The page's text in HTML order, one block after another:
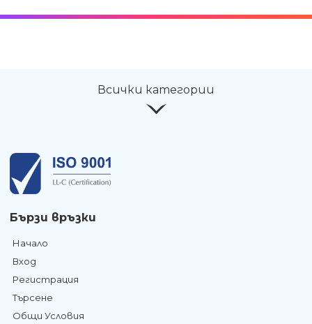
Всички категории
Бързи връзки
Начало
Вход
Регистрация
Търсене
Общи Условия